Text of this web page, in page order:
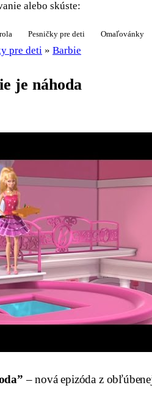
alebo skúste:
Pesničky pre deti Omaľovánky
pre deti » Barbie
je náhoda
– nová epizóda z